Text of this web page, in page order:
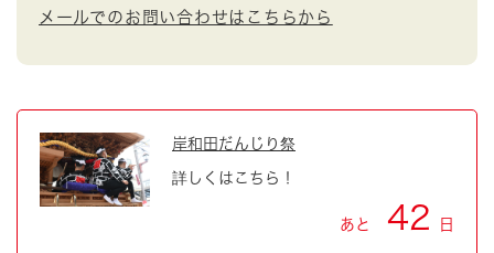
メールでのお問い合わせはこちらから
岸和田だんじり祭
詳しくはこちら！
あと 42 日